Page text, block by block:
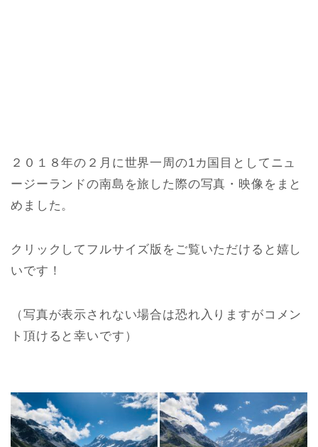
２０１８年の２月に世界一周の1カ国目としてニュ
ージーランドの南島を旅した際の写真・映像をまと
めました。
クリックしてフルサイズ版をご覧いただけると嬉し
いです！
（写真が表示されない場合は恐れ入りますがコメン
ト頂けると幸いです）